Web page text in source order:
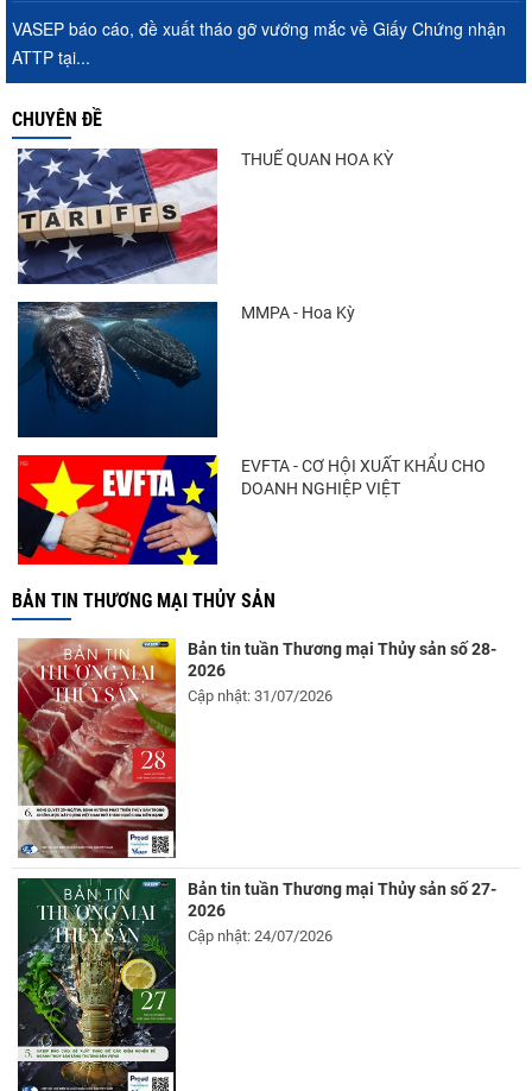
Trung Quốc tăng mạnh nhập khẩu mực,
trong khi nguồn cung...
Điểm tin thủy sản thế giới ngày 3/8/2026
VASEP báo cáo, đề xuất tháo gỡ vướng mắc về Giấy Chứng nhận
ATTP tại...
CHUYÊN ĐỀ
THUẾ QUAN HOA KỲ
MMPA - Hoa Kỳ
EVFTA - CƠ HỘI XUẤT KHẨU CHO
DOANH NGHIỆP VIỆT
BẢN TIN THƯƠNG MẠI THỦY SẢN
Bản tin tuần Thương mại Thủy sản số 28-
2026
Cập nhật: 31/07/2026
Bản tin tuần Thương mại Thủy sản số 27-
2026
Cập nhật: 24/07/2026